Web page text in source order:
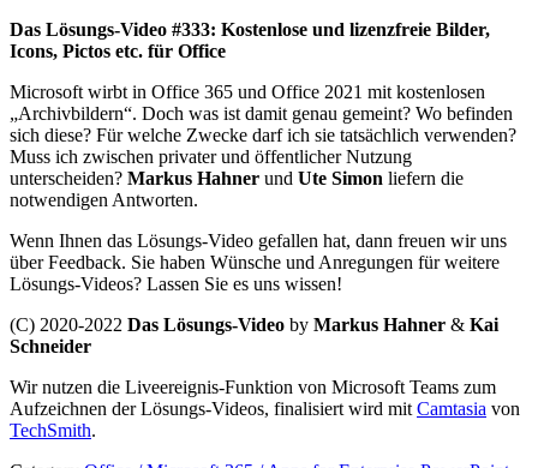
Das Lösungs-Video #333: Kostenlose und lizenzfreie Bilder,
Icons, Pictos etc. für Office
Microsoft wirbt in Office 365 und Office 2021 mit kostenlosen
„Archivbildern“. Doch was ist damit genau gemeint? Wo befinden
sich diese? Für welche Zwecke darf ich sie tatsächlich verwenden?
Muss ich zwischen privater und öffentlicher Nutzung
unterscheiden? Markus Hahner und Ute Simon liefern die
notwendigen Antworten.
Wenn Ihnen das Lösungs-Video gefallen hat, dann freuen wir uns
über Feedback. Sie haben Wünsche und Anregungen für weitere
Lösungs-Videos? Lassen Sie es uns wissen!
(C) 2020-2022 Das Lösungs-Video by Markus Hahner & Kai
Schneider
Wir nutzen die Liveereignis-Funktion von Microsoft Teams zum
Aufzeichnen der Lösungs-Videos, finalisiert wird mit Camtasia von
TechSmith.